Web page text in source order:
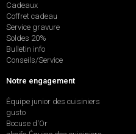
Cadeaux
Coffret cadeau
Service gravure
Soldes 20%
Bulletin info
Conseils/Service
Notre engagement
Équipe junior des cuisiniers
gusto
Bocuse d'Or